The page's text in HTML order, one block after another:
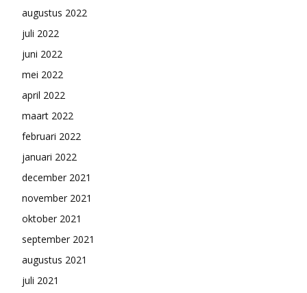
augustus 2022
juli 2022
juni 2022
mei 2022
april 2022
maart 2022
februari 2022
januari 2022
december 2021
november 2021
oktober 2021
september 2021
augustus 2021
juli 2021